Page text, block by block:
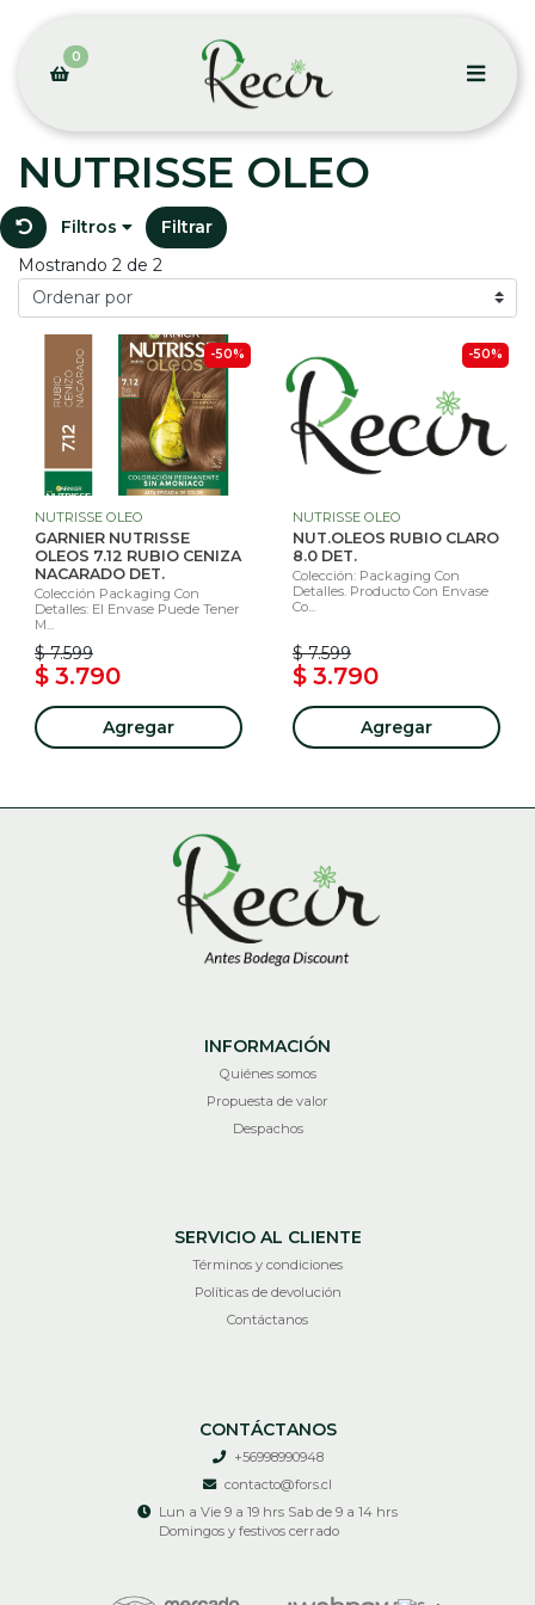
0
NUTRISSE OLEO
Filtros
Filtrar
Mostrando 2 de 2
-50%
NUTRISSE OLEO
GARNIER NUTRISSE
OLEOS 7.12 RUBIO CENIZA
NACARADO DET.
Colección Packaging Con
Detalles: El Envase Puede Tener
M...
$ 7.599
$ 3.790
Agregar
-50%
NUTRISSE OLEO
NUT.OLEOS RUBIO CLARO
8.0 DET.
Colección: Packaging Con
Detalles. Producto Con Envase
Co...
$ 7.599
$ 3.790
Agregar
INFORMACIÓN
Quiénes somos
Propuesta de valor
Despachos
SERVICIO AL CLIENTE
Términos y condiciones
Políticas de devolución
Contáctanos
CONTÁCTANOS
+56998990948
contacto@fors.cl
Lun a Vie 9 a 19 hrs Sab de 9 a 14 hrs
Domingos y festivos cerrado